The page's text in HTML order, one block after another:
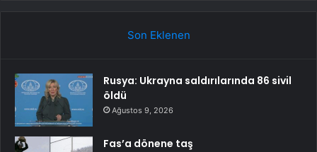
Son Eklenen
Rusya: Ukrayna saldırılarında 86 sivil
öldü
Ağustos 9, 2026
Fas’a dönene taş